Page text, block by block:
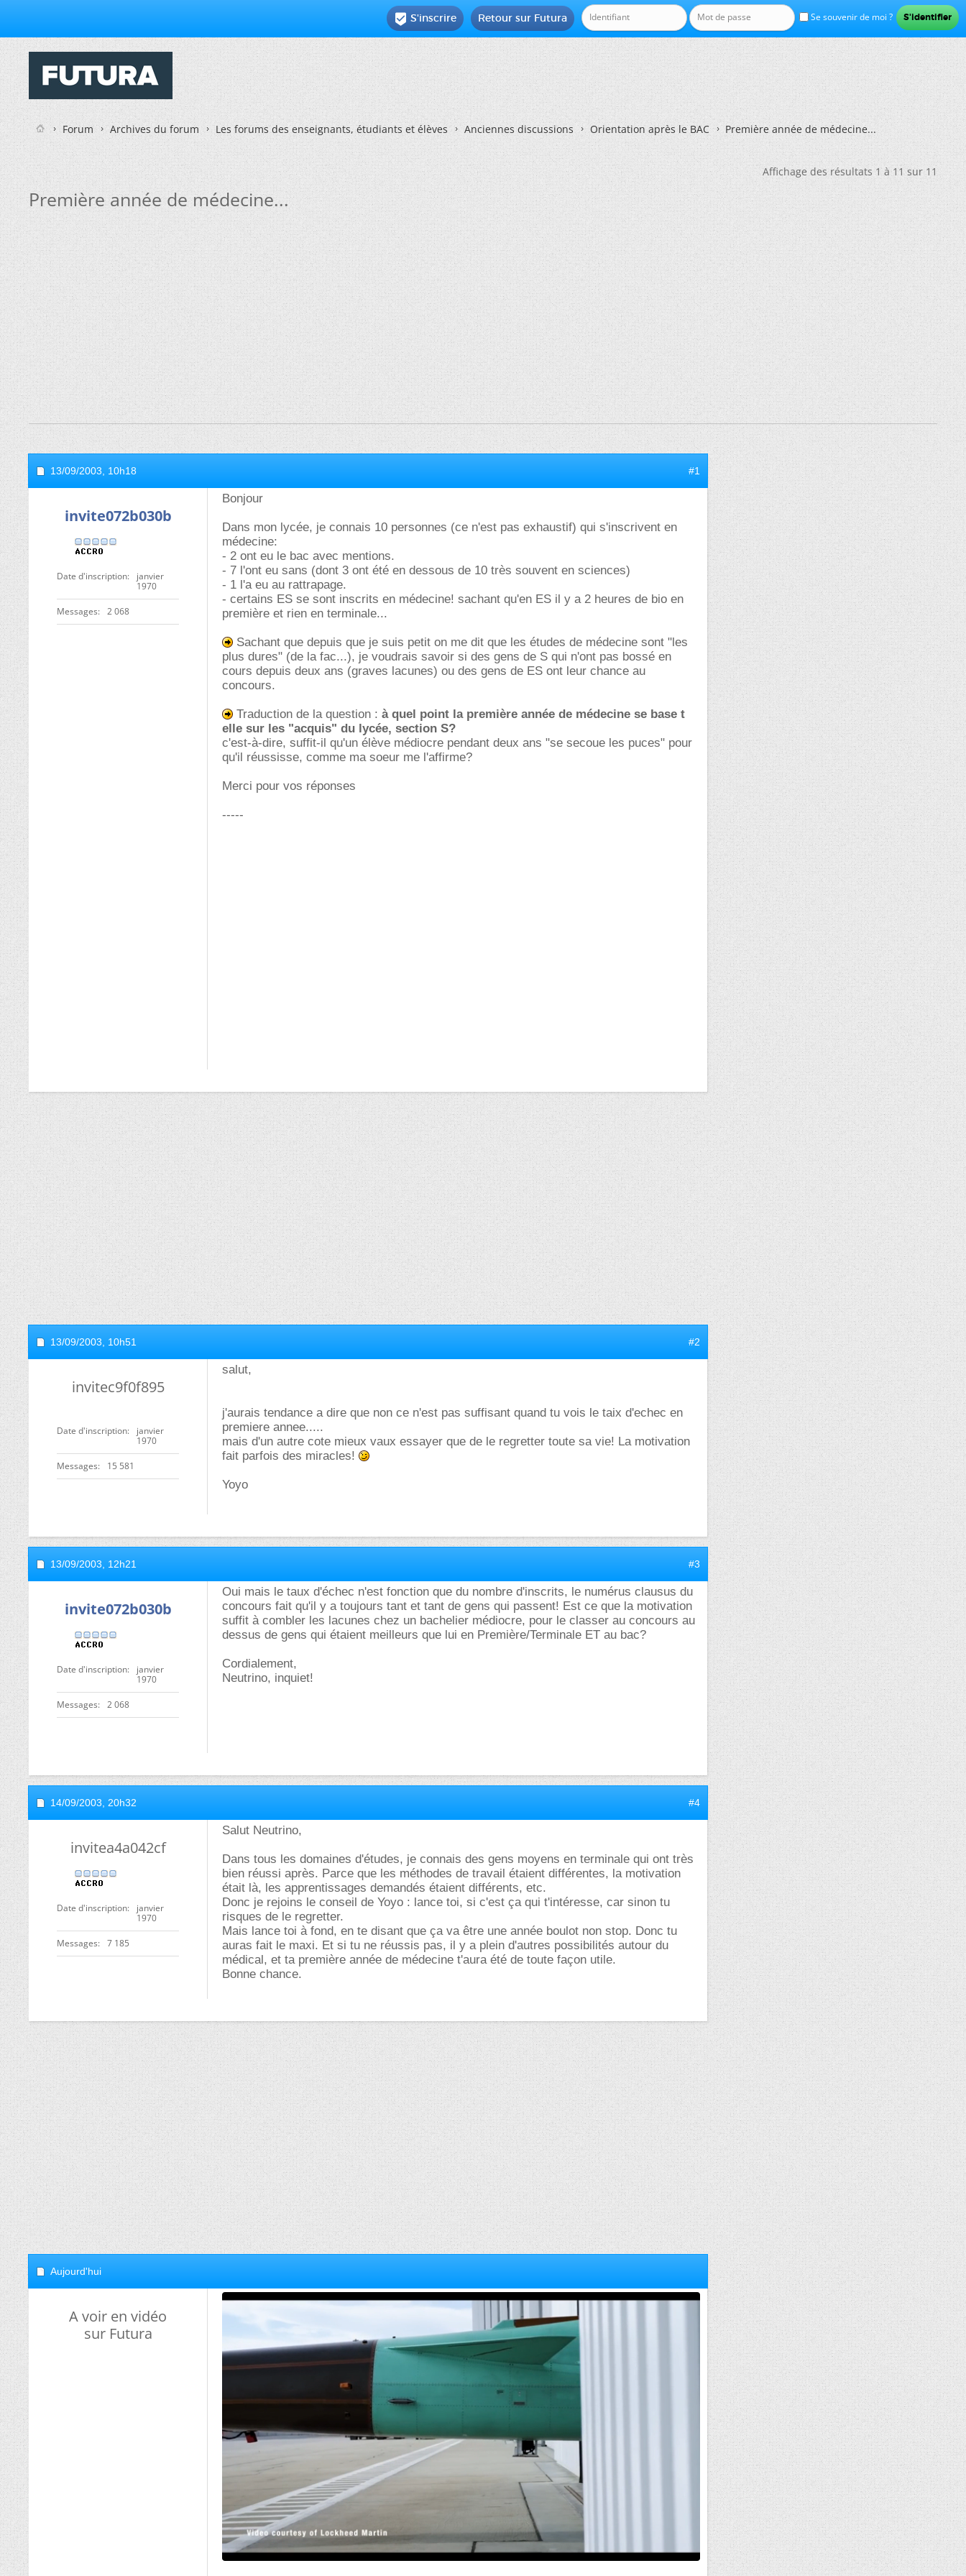
Se souvenir de moi ?
Retour sur Futura
 S'inscrire
Forum Archives du forum Les forums des enseignants, étudiants et élèves Anciennes discussions Orientation après le BAC Première année de médecine...
Affichage des résultats 1 à 11 sur 11
Première année de médecine...
13/09/2003, 10h18 #1
invite072b030b
Date d'inscription
janvier
1970
Messages 2 068
Bonjour
Dans mon lycée, je connais 10 personnes (ce n'est pas exhaustif) qui s'inscrivent en
médecine:
- 2 ont eu le bac avec mentions.
- 7 l'ont eu sans (dont 3 ont été en dessous de 10 très souvent en sciences)
- 1 l'a eu au rattrapage.
- certains ES se sont inscrits en médecine! sachant qu'en ES il y a 2 heures de bio en
première et rien en terminale...
Sachant que depuis que je suis petit on me dit que les études de médecine sont "les
plus dures" (de la fac...), je voudrais savoir si des gens de S qui n'ont pas bossé en
cours depuis deux ans (graves lacunes) ou des gens de ES ont leur chance au
concours.
Traduction de la question : à quel point la première année de médecine se base t
elle sur les "acquis" du lycée, section S?
c'est-à-dire, suffit-il qu'un élève médiocre pendant deux ans "se secoue les puces" pour
qu'il réussisse, comme ma soeur me l'affirme?
Merci pour vos réponses
-----
13/09/2003, 10h51 #2
invitec9f0f895
Date d'inscription
janvier
1970
Messages 15 581
salut,
j'aurais tendance a dire que non ce n'est pas suffisant quand tu vois le taix d'echec en
premiere annee.....
mais d'un autre cote mieux vaux essayer que de le regretter toute sa vie! La motivation
fait parfois des miracles!
Yoyo
13/09/2003, 12h21 #3
invite072b030b
Date d'inscription
janvier
1970
Messages 2 068
Oui mais le taux d'échec n'est fonction que du nombre d'inscrits, le numérus clausus du
concours fait qu'il y a toujours tant et tant de gens qui passent! Est ce que la motivation
suffit à combler les lacunes chez un bachelier médiocre, pour le classer au concours au
dessus de gens qui étaient meilleurs que lui en Première/Terminale ET au bac?
Cordialement,
Neutrino, inquiet!
14/09/2003, 20h32 #4
invitea4a042cf
Date d'inscription
janvier
1970
Messages 7 185
Salut Neutrino,
Dans tous les domaines d'études, je connais des gens moyens en terminale qui ont très
bien réussi après. Parce que les méthodes de travail étaient différentes, la motivation
était là, les apprentissages demandés étaient différents, etc.
Donc je rejoins le conseil de Yoyo : lance toi, si c'est ça qui t'intéresse, car sinon tu
risques de le regretter.
Mais lance toi à fond, en te disant que ça va être une année boulot non stop. Donc tu
auras fait le maxi. Et si tu ne réussis pas, il y a plein d'autres possibilités autour du
médical, et ta première année de médecine t'aura été de toute façon utile.
Bonne chance.
Aujourd'hui
A voir en vidéo
sur Futura